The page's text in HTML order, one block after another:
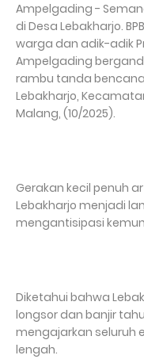
‎Ampelgading -
di Desa Lebakharjo.
warga dan adik-adik
Ampelgading
rambu tanda
Lebakharjo,
Malang, (10/2025).
‎Gerakan kecil penuh
Lebakharjo menjadi
mengantisipasi
‎Diketahui bahwa
longsor dan banjir
mengajarkan seluruh
lengah.